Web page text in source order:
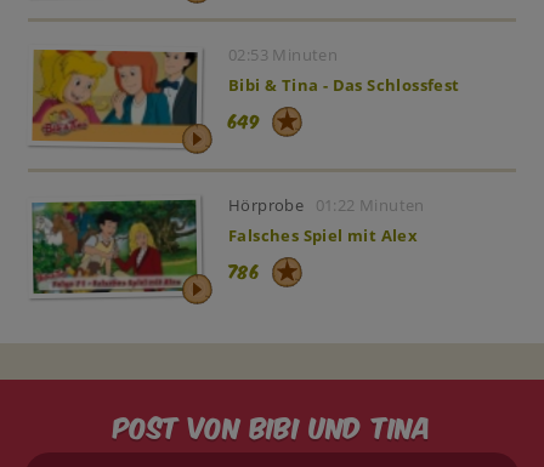
02:53 Minuten
Bibi & Tina - Das Schlossfest
649
Hörprobe
01:22 Minuten
Falsches Spiel mit Alex
786
Post von Bibi und Tina
Ihre